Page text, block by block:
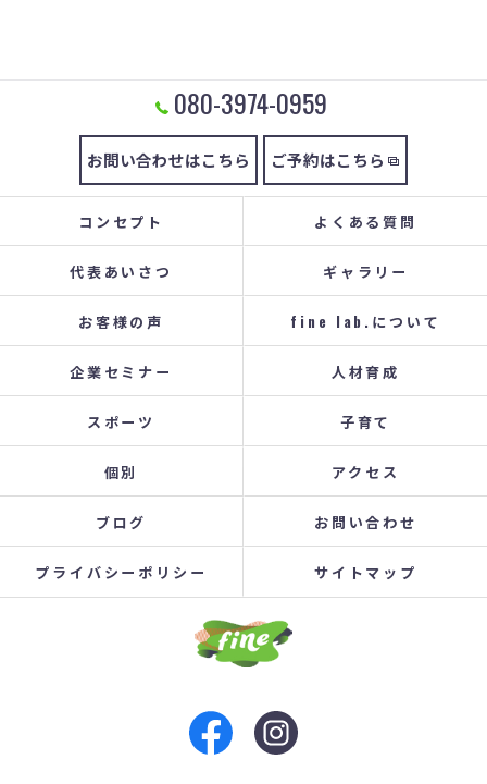
080-3974-0959
お問い合わせはこちら ご予約はこちら
コンセプト よくある質問
代表あいさつ ギャラリー
お客様の声 fine lab.について
企業セミナー 人材育成
スポーツ 子育て
個別 アクセス
ブログ お問い合わせ
プライバシーポリシー サイトマップ